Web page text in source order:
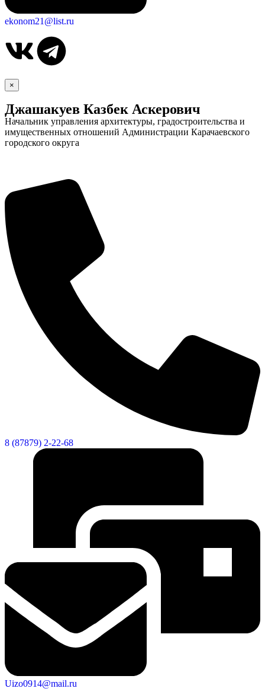
ekonom21@list.ru
×
Джашакуев Казбек Аскерович
Начальник управления архитектуры, градостроительства и
имущественных отношений Администрации Карачаевского
городского округа
8 (87879) 2-22-68
Uizo0914@mail.ru